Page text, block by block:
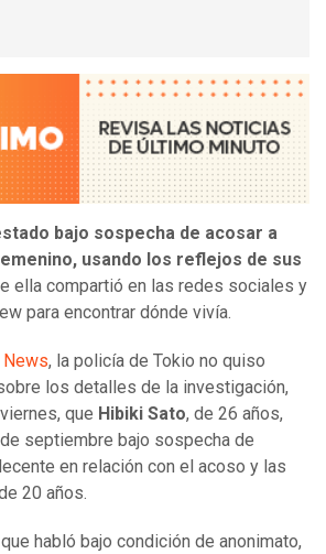
bajo sospecha de acosar a
usando los reflejos de sus
ella compartió en las redes sociales y
para encontrar dónde vivía.
News, la policía de Tokio no quiso
los detalles de la investigación,
que Hibiki Sato, de 26 años,
septiembre bajo sospecha de
en relación con el acoso y las
20 años.
habló bajo condición de anonimato,